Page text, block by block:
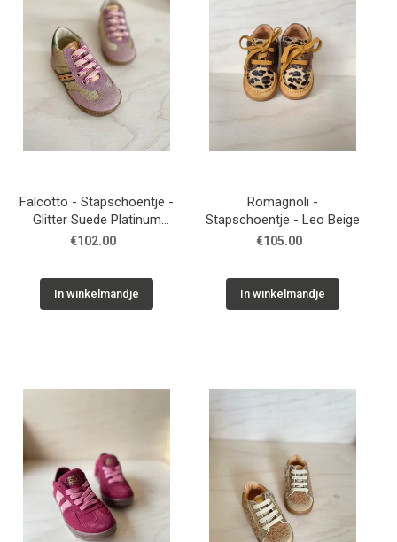
Falcotto - Stapschoentje -
Glitter Suede Platinum
Pink
€102.00
In winkelmandje
Romagnoli -
Stapschoentje - Leo Beige
€105.00
In winkelmandje